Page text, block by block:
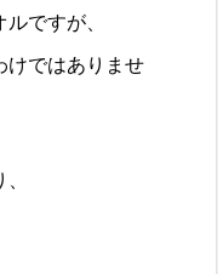
ですが、
けではありませ